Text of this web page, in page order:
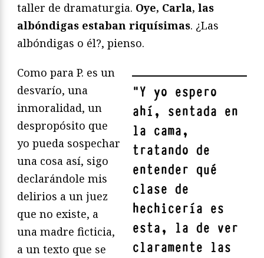
taller de dramaturgia. Oye, Carla, las
albóndigas estaban riquísimas. ¿Las
albóndigas o él?, pienso.
"Y yo espero
ahí, sentada en
la cama,
tratando de
entender qué
clase de
hechicería es
esta, la de ver
claramente las
Como para P. es un
desvarío, una
inmoralidad, un
despropósito que
yo pueda sospechar
una cosa así, sigo
declarándole mis
delirios a un juez
que no existe, a
una madre ficticia,
a un texto que se